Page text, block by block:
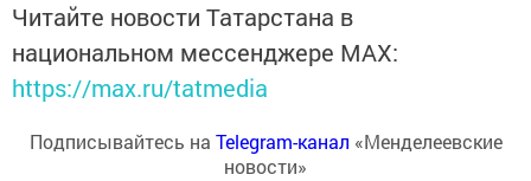
Читайте новости Татарстана в
национальном мессенджере MАХ:
https://max.ru/tatmedia
Подписывайтесь на Telegram-канал «Менделеевские
новости»